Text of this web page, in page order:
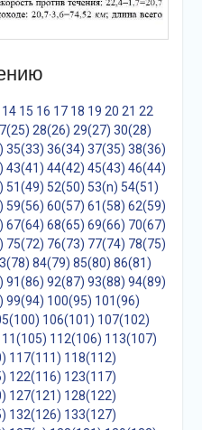
14 15 16 17 18 19 20 21 22
28(26) 29(27) 30(28)
35(33) 36(34) 37(35) 38(36)
43(41) 44(42) 45(43) 46(44)
51(49) 52(50) 53(n) 54(51)
59(56) 60(57) 61(58) 62(59)
67(64) 68(65) 69(66) 70(67)
75(72) 76(73) 77(74) 78(75)
84(79) 85(80) 86(81)
91(86) 92(87) 93(88) 94(89)
99(94) 100(95) 101(96)
106(101) 107(102)
112(106) 113(107)
117(111) 118(112)
122(116) 123(117)
127(121) 128(122)
132(126) 133(127)